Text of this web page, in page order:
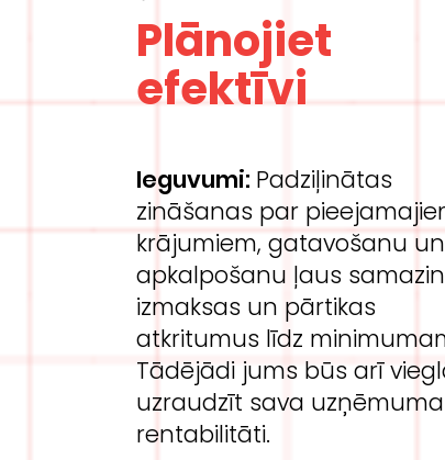
Plānojiet
efektīvi
Ieguvumi: Padziļinātas
zināšanas par
krājumiem, gatavošanu un
apkalpošanu ļaus
izmaksas un pārtikas
atkritumus līdz
Tādējādi jums būs arī
uzraudzīt sava uzņēmuma
rentabilitāti.